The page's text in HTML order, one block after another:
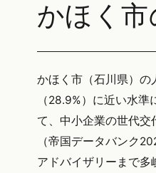
かほく市
かほく市（石川県）
（28.9%）に近い水
て、中小企業の世代交
（帝国データバンク
アドバイザリーまで